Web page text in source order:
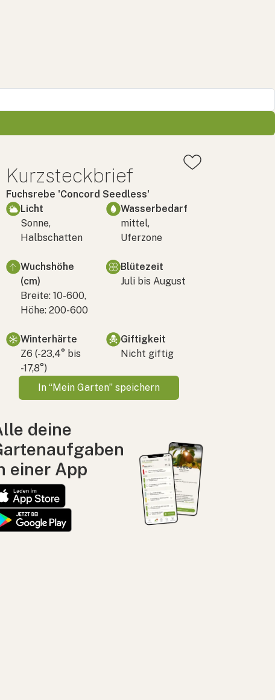
Kurzsteckbrief
Fuchsrebe 'Concord Seedless'
Licht
Sonne,
Halbschatten
Wasserbedarf
mittel,
Uferzone
Wuchshöhe
(cm)
Breite: 10-600,
Höhe: 200-600
Blütezeit
Juli bis August
Winterhärte
Z6 (-23,4° bis
-17,8°)
Giftigkeit
Nicht giftig
In “Mein Garten” speichern
deine
einer App